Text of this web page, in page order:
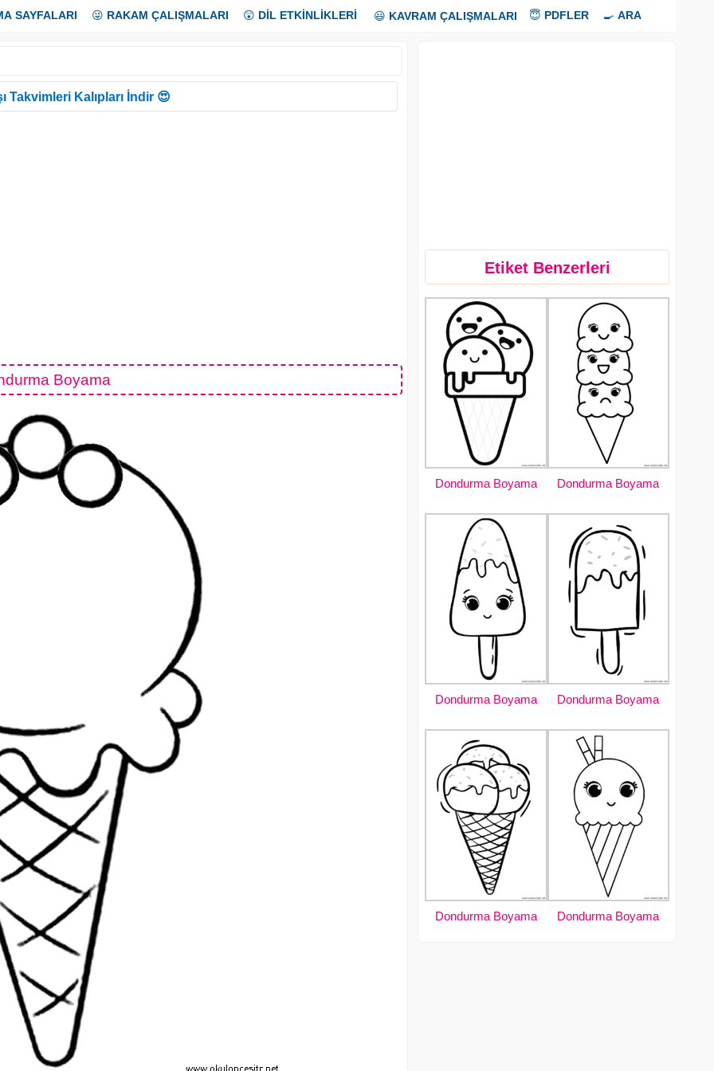
SAYFALARI 😜 RAKAM ÇALIŞMALARI 😲 DİL ETKİNLİKLERİ 😃 KAVRAM ÇALIŞMALARI 😇 PDFLER 🍳 ARA
Takvimleri Kalıpları İndir 😍
Boyama
Etiket Benzerleri
Dondurma Boyama Dondurma Boyama
Dondurma Boyama Dondurma Boyama
Dondurma Boyama Dondurma Boyama